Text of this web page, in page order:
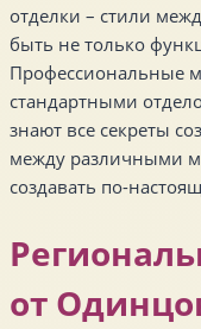
отделки – стили
быть не только
Профессиональные
стандартными
знают все секреты
между различными
создавать по-
от